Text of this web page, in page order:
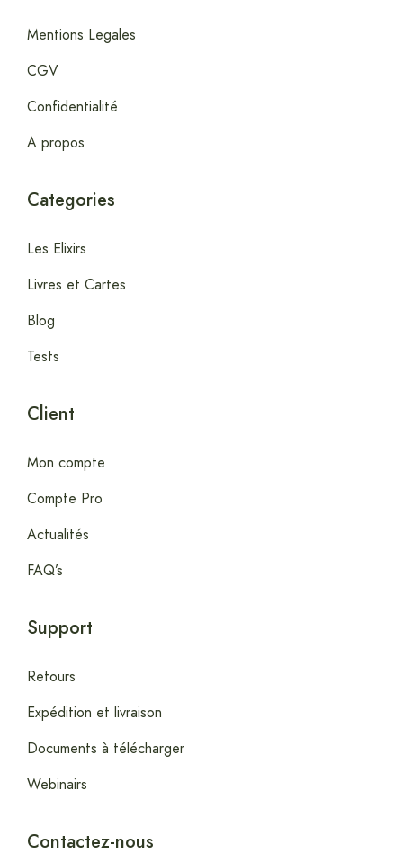
Mentions Legales
CGV
Confidentialité
A propos
Categories
Les Elixirs
Livres et Cartes
Blog
Tests
Client
Mon compte
Compte Pro
Actualités
FAQ’s
Support
Retours
Expédition et livraison
Documents à télécharger
Webinairs
Contactez-nous